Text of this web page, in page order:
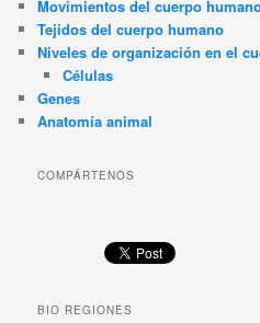
Movimientos del cuerpo
Tejidos del cuerpo humano
Niveles de organización en el
Células
Genes
Anatomía animal
COMPÁRTENOS
BIO REGIONES